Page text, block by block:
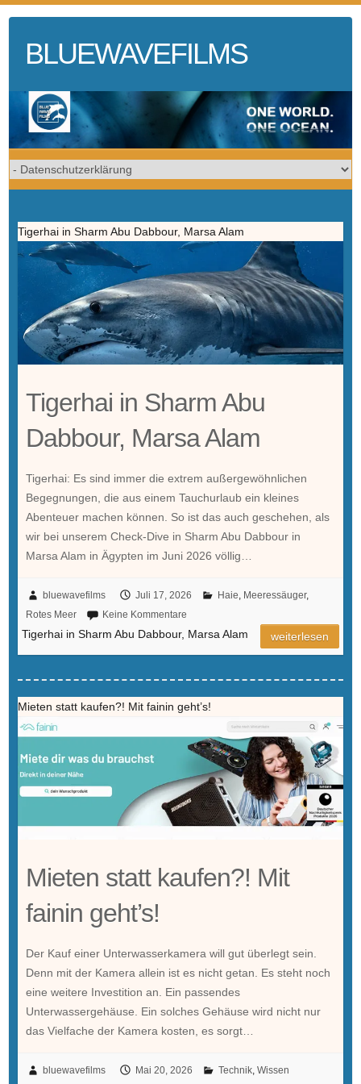
contentBLUEWAVEFILMS
Tigerhai in Sharm Abu Dabbour, Marsa Alam
Tigerhai in Sharm Abu
Dabbour, Marsa Alam
Tigerhai: Es sind immer die extrem außergewöhnlichen
Begegnungen, die aus einem Tauchurlaub ein kleines
Abenteuer machen können. So ist das auch geschehen, als
wir bei unserem Check-Dive in Sharm Abu Dabbour in
Marsa Alam in Ägypten im Juni 2026 völlig…
bluewavefilms Juli 17, 2026 Haie, Meeressäuger,
Rotes Meer
Keine Kommentare
Tigerhai in Sharm Abu Dabbour, Marsa Alam weiterlesen
Mieten statt kaufen?! Mit fainin geht’s!
Mieten statt kaufen?! Mit
fainin geht’s!
Der Kauf einer Unterwasserkamera will gut überlegt sein.
Denn mit der Kamera allein ist es nicht getan. Es steht noch
eine weitere Investition an. Ein passendes
Unterwassergehäuse. Ein solches Gehäuse wird nicht nur
das Vielfache der Kamera kosten, es sorgt…
bluewavefilms Mai 20, 2026 Technik, Wissen